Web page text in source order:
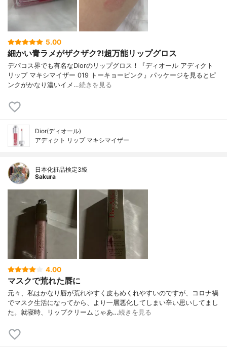
5.00
細かい青ラメがザクザク⁈超万能リップグロス
デパコス界でも有名なDiorのリップグロス！『ディオール アディクト
リップ マキシマイザー 019 トーキョーピンク』パッケージを見るとピ
ンクがかなり濃いイメ…続きを見る
Dior(ディオール)
アディクト リップ マキシマイザー
日本化粧品検定3級
Sakura
4.00
マスクで荒れた唇に
元々、私はかなり唇が荒れやすく皮もめくれやすいのですが、コロナ禍
でマスク生活になってから、より一層悪化してしまい辛い思いしてまし
た。就寝時、リップクリームじゃあ…続きを見る